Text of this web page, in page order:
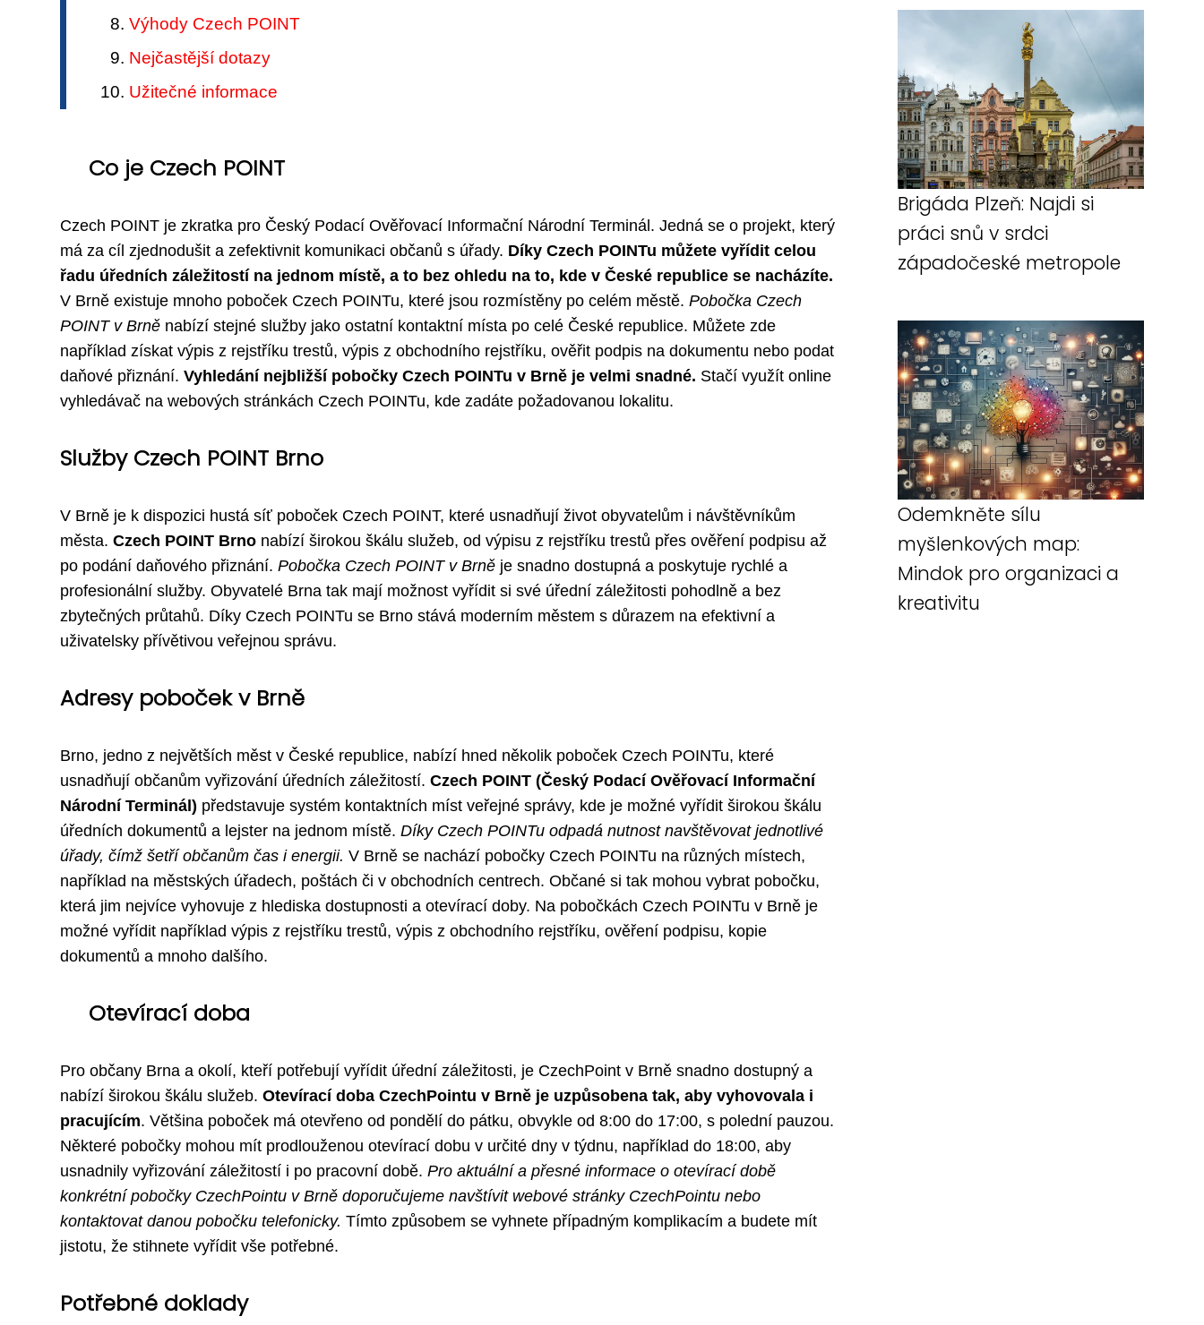
Výhody Czech POINT
Nejčastější dotazy
Užitečné informace
Co je Czech POINT
Czech POINT je zkratka pro Český Podací Ověřovací Informační Národní Terminál. Jedná se o projekt, který
má za cíl zjednodušit a zefektivnit komunikaci občanů s úřady. Díky Czech POINTu můžete vyřídit celou
řadu úředních záležitostí na jednom místě, a to bez ohledu na to, kde v České republice se nacházíte.
V Brně existuje mnoho poboček Czech POINTu, které jsou rozmístěny po celém městě. Pobočka Czech
POINT v Brně nabízí stejné služby jako ostatní kontaktní místa po celé České republice. Můžete zde
například získat výpis z rejstříku trestů, výpis z obchodního rejstříku, ověřit podpis na dokumentu nebo podat
daňové přiznání. Vyhledání nejbližší pobočky Czech POINTu v Brně je velmi snadné. Stačí využít online
vyhledávač na webových stránkách Czech POINTu, kde zadáte požadovanou lokalitu.
Služby Czech POINT Brno
V Brně je k dispozici hustá síť poboček Czech POINT, které usnadňují život obyvatelům i návštěvníkům
města. Czech POINT Brno nabízí širokou škálu služeb, od výpisu z rejstříku trestů přes ověření podpisu až
po podání daňového přiznání. Pobočka Czech POINT v Brně je snadno dostupná a poskytuje rychlé a
profesionální služby. Obyvatelé Brna tak mají možnost vyřídit si své úřední záležitosti pohodlně a bez
zbytečných průtahů. Díky Czech POINTu se Brno stává moderním městem s důrazem na efektivní a
uživatelsky přívětivou veřejnou správu.
Adresy poboček v Brně
Brno, jedno z největších měst v České republice, nabízí hned několik poboček Czech POINTu, které
usnadňují občanům vyřizování úředních záležitostí. Czech POINT (Český Podací Ověřovací Informační
Národní Terminál) představuje systém kontaktních míst veřejné správy, kde je možné vyřídit širokou škálu
úředních dokumentů a lejster na jednom místě. Díky Czech POINTu odpadá nutnost navštěvovat jednotlivé
úřady, čímž šetří občanům čas i energii. V Brně se nachází pobočky Czech POINTu na různých místech,
například na městských úřadech, poštách či v obchodních centrech. Občané si tak mohou vybrat pobočku,
která jim nejvíce vyhovuje z hlediska dostupnosti a otevírací doby. Na pobočkách Czech POINTu v Brně je
možné vyřídit například výpis z rejstříku trestů, výpis z obchodního rejstříku, ověření podpisu, kopie
dokumentů a mnoho dalšího.
Otevírací doba
Pro občany Brna a okolí, kteří potřebují vyřídit úřední záležitosti, je CzechPoint v Brně snadno dostupný a
nabízí širokou škálu služeb. Otevírací doba CzechPointu v Brně je uzpůsobena tak, aby vyhovovala i
pracujícím. Většina poboček má otevřeno od pondělí do pátku, obvykle od 8:00 do 17:00, s polední pauzou.
Některé pobočky mohou mít prodlouženou otevírací dobu v určité dny v týdnu, například do 18:00, aby
usnadnily vyřizování záležitostí i po pracovní době. Pro aktuální a přesné informace o otevírací době
konkrétní pobočky CzechPointu v Brně doporučujeme navštívit webové stránky CzechPointu nebo
kontaktovat danou pobočku telefonicky. Tímto způsobem se vyhnete případným komplikacím a budete mít
jistotu, že stihnete vyřídit vše potřebné.
Potřebné doklady
Brigáda Plzeň: Najdi si
práci snů v srdci
západočeské metropole
Odemkněte sílu
myšlenkových map:
Mindok pro organizaci a
kreativitu